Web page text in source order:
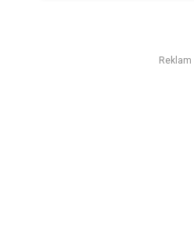
Reklam